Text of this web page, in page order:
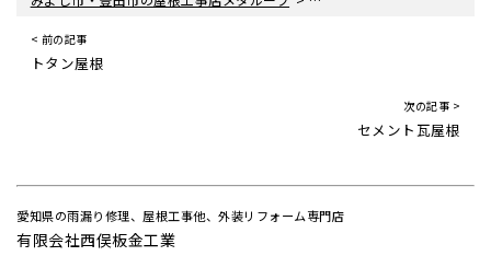
< 前の記事
トタン屋根
次の記事 >
セメント瓦屋根
愛知県の雨漏り修理、屋根工事他、外装リフォーム専門店
有限会社西俣板金工業